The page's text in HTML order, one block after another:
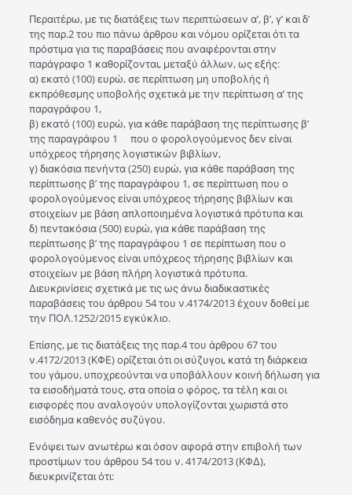
Περαιτέρω, με τις διατάξεις των περιπτώσεων α’, β’, γ’ και δ’
της παρ.2 του πιο πάνω άρθρου και νόμου ορίζεται ότι τα
πρόστιμα για τις παραβάσεις που αναφέρονται στην
παράγραφο 1 καθορίζονται, μεταξύ άλλων, ως εξής:
α) εκατό (100) ευρώ, σε περίπτωση μη υποβολής ή
εκπρόθεσμης υποβολής σχετικά με την περίπτωση α’ της
παραγράφου 1,
β) εκατό (100) ευρώ, για κάθε παράβαση της περίπτωσης β’
της παραγράφου 1 που ο φορολογούμενος δεν είναι
υπόχρεος τήρησης λογιστικών βιβλίων,
γ) διακόσια πενήντα (250) ευρώ, για κάθε παράβαση της
περίπτωσης β’ της παραγράφου 1, σε περίπτωση που ο
φορολογούμενος είναι υπόχρεος τήρησης βιβλίων και
στοιχείων με βάση απλοποιημένα λογιστικά πρότυπα και
δ) πεντακόσια (500) ευρώ, για κάθε παράβαση της
περίπτωσης β’ της παραγράφου 1 σε περίπτωση που ο
φορολογούμενος είναι υπόχρεος τήρησης βιβλίων και
στοιχείων με βάση πλήρη λογιστικά πρότυπα.
Διευκρινίσεις σχετικά με τις ως άνω διαδικαστικές
παραβάσεις του άρθρου 54 του ν.4174/2013 έχουν δοθεί με
την ΠΟΛ.1252/2015 εγκύκλιο.
Επίσης, με τις διατάξεις της παρ.4 του άρθρου 67 του
ν.4172/2013 (ΚΦΕ) ορίζεται ότι οι σύζυγοι, κατά τη διάρκεια
του γάμου, υποχρεούνται να υποβάλλουν κοινή δήλωση για
τα εισοδήματά τους, στα οποία ο φόρος, τα τέλη και οι
εισφορές που αναλογούν υπολογίζονται χωριστά στο
εισόδημα καθενός συζύγου.
Ενόψει των ανωτέρω και όσον αφορά στην επιβολή των
προστίμων του άρθρου 54 του ν. 4174/2013 (ΚΦΔ),
διευκρινίζεται ότι: